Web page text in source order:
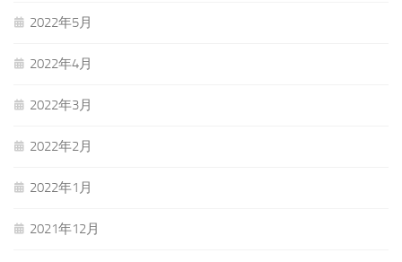
2022年5月
2022年4月
2022年3月
2022年2月
2022年1月
2021年12月